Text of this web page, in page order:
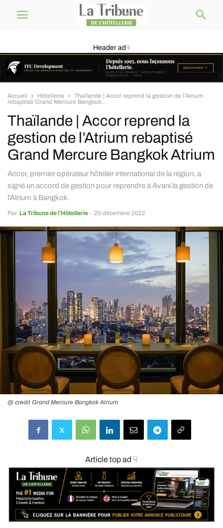
Header ad☟
Accueil Hôtellerie
Thaïlande | Accor reprend la gestion de l’Atrium
rebaptisé Grand Mercure Bangkok...
Thaïlande | Accor reprend la
gestion de l’Atrium rebaptisé
Grand Mercure Bangkok Atrium
Accor, premier opérateur hôtelier international de la région, a
signé un accord de gestion pour reprendre à Avani la gestion de
l'Atrium à Bangkok.
Par La Tribune de l’Hôtellerie - 20 décembre 2022
@ credit Grand Mercure Bangkok Atrium
Article top ad ☟